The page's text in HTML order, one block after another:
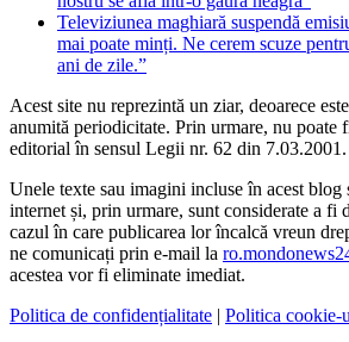
Televiziunea maghiară suspendă
mai poate minți. Ne cerem scuze
ani de zile.”
Acest site nu reprezintă un ziar, deoarece
anumită periodicitate. Prin urmare, nu poate
editorial în sensul Legii nr. 62 din 7.03.2001.
Unele texte sau imagini incluse în acest blog
internet și, prin urmare, sunt considerate a fi
cazul în care publicarea lor încalcă vreun
ne comunicați prin e-mail la
acestea vor fi eliminate imediat.
Politica de confidențialitate | Politica cookie-